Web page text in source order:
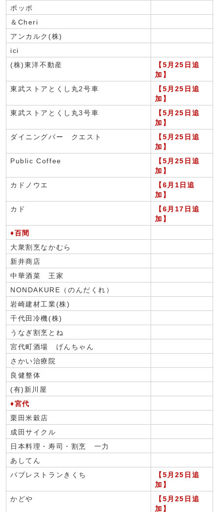
ポッポ
＆Cheri
アンカルク(株)
ici
(株)東洋不動産
【5月25日追
加】
東武ストアとくし丸2号車
【5月25日追
加】
東武ストアとくし丸3号車
【5月25日追
加】
ダイニングバー クエスト
【5月25日追
加】
Public Coffee
【5月25日追
加】
カドノウエ
【6月1日追
加】
カド
【6月17日追
加】
♦百間
大衆割烹なかむら
新井商店
中華酒菜 王家
NONDAKURE（のんだくれ）
岩崎建材工業(株)
千代田冷機(株)
うなぎ割烹とね
宮代町酒場 げんちゃん
さかい治療院
良健整体
(有)新川屋
♦宮代
栗田米穀店
成田サイクル
日本料理・寿司・割烹 一力
あしてん
パブレストランきくち
【5月25日追
加】
かどや
【5月25日追
加】